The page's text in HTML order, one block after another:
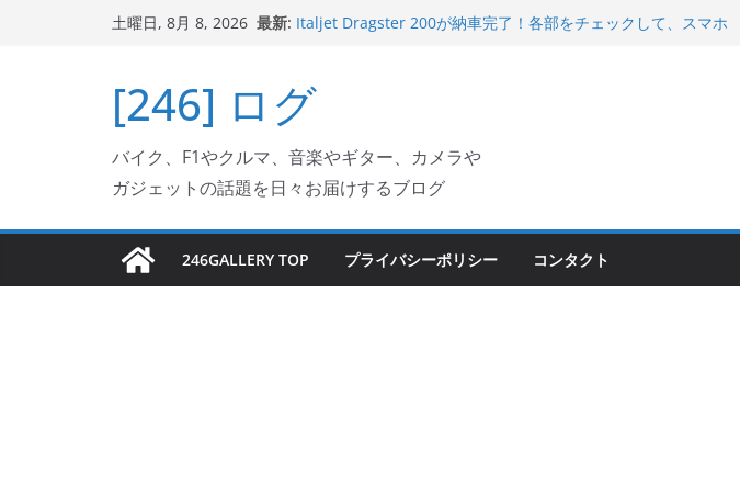
キ
プ
土曜日, 8月 8, 2026 最新: Italjet Dragster 200が納車完了！各部をチェックして、スマホ
Ken Block 逝去
岩手県奥州市へのふるさと納税で KGR HARMONY 南部鉄器エ
Italjet Dragster 200のフロントISSサスの動きが判ったらコーナ
リングが楽しくなった
[246] ログ
バイク、F1やクルマ、音楽やギター、カメラや
ガジェットの話題を日々お届けするブログ
246GALLERY TOP プライバシーポリシー コンタクト